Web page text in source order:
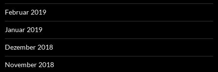
Februar 2019
Januar 2019
Dezember 2018
November 2018